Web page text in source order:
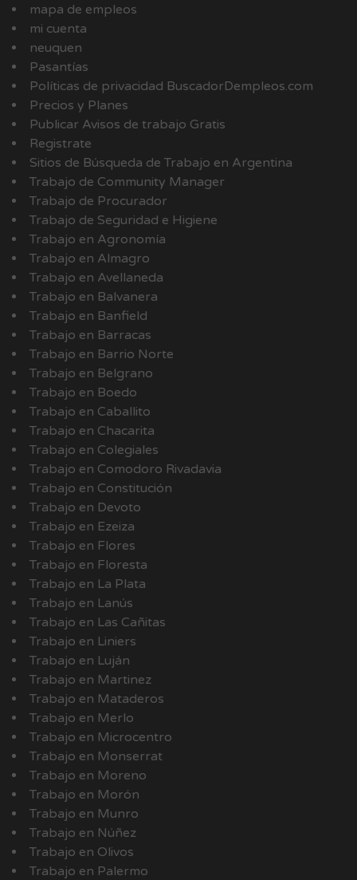
mapa de empleos
mi cuenta
neuquen
Pasantías
Políticas de privacidad BuscadorDempleos.com
Precios y Planes
Publicar Avisos de trabajo Gratis
Registrate
Sitios de Búsqueda de Trabajo en Argentina
Trabajo de Community Manager
Trabajo de Procurador
Trabajo de Seguridad e Higiene
Trabajo en Agronomía
Trabajo en Almagro
Trabajo en Avellaneda
Trabajo en Balvanera
Trabajo en Banfield
Trabajo en Barracas
Trabajo en Barrio Norte
Trabajo en Belgrano
Trabajo en Boedo
Trabajo en Caballito
Trabajo en Chacarita
Trabajo en Colegiales
Trabajo en Comodoro Rivadavia
Trabajo en Constitución
Trabajo en Devoto
Trabajo en Ezeiza
Trabajo en Flores
Trabajo en Floresta
Trabajo en La Plata
Trabajo en Lanús
Trabajo en Las Cañitas
Trabajo en Liniers
Trabajo en Luján
Trabajo en Martinez
Trabajo en Mataderos
Trabajo en Merlo
Trabajo en Microcentro
Trabajo en Monserrat
Trabajo en Moreno
Trabajo en Morón
Trabajo en Munro
Trabajo en Núñez
Trabajo en Olivos
Trabajo en Palermo